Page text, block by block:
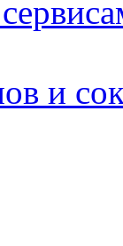
и